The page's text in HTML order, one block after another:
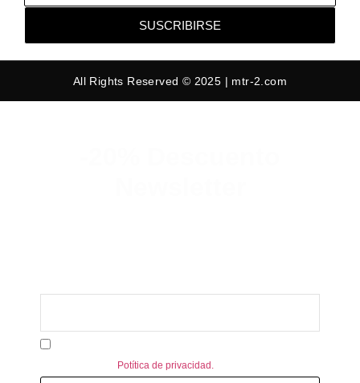
SUSCRIBIRSE
All Rights Reserved © 2025 | mtr-2.com
Potítica de privacidad.